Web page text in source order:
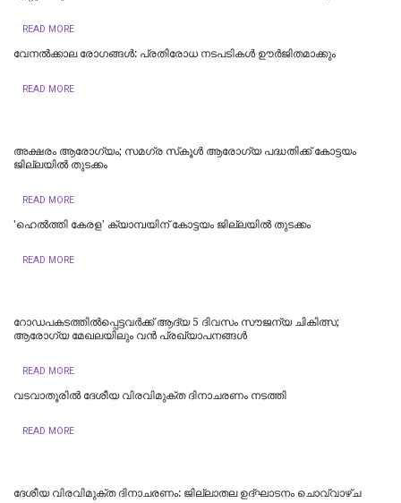
READ MORE
വേനൽക്കാല രോഗങ്ങൾ: പ്രതിരോധ നടപടികൾ ഊർജിതമാക്കും
READ MORE
​അക്ഷരം ആരോഗ്യം; സമഗ്ര സ്‌കൂൾ ആരോഗ്യ പദ്ധതിക്ക് കോട്ടയം
ജില്ലയിൽ തുടക്കം
READ MORE
'ഹെൽത്തി കേരള' ക്യാമ്പയിന് കോട്ടയം ജില്ലയിൽ തുടക്കം
READ MORE
റോഡപകടത്തില്‍പ്പെട്ടവർക്ക് ആദ്യ 5 ദിവസം സൗജന്യ ചികിത്സ;
ആരോഗ്യ മേഖലയിലും വൻ പ്രഖ്യാപനങ്ങൾ
READ MORE
വടവാതൂരില്‍ ദേശീയ വിരവിമുക്ത ദിനാചരണം നടത്തി
READ MORE
ദേശീയ വിരവിമുക്ത ദിനാചരണം: ജില്ലാതല ഉദ്ഘാടനം ചൊവ്വാഴ്ച